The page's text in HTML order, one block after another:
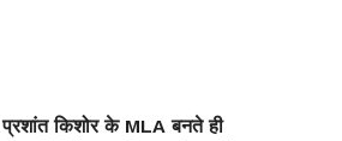
प्रशांत किशोर के MLA बनते ही